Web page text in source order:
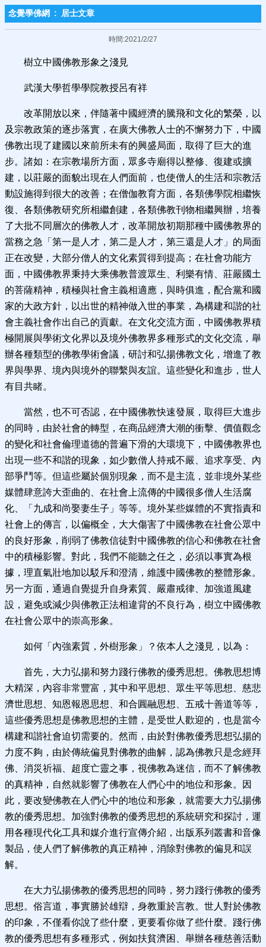
念覺學佛網 : 居士文章
時間:2021/2/27
樹立中國佛教形象之淺見
武漢大學哲學學院教授呂有祥
改革開放以來，伴隨著中國經濟的騰飛和文化的繁榮，以
及宗教政策的逐步落實，在廣大佛教人士的不懈努力下，中國
佛教出現了建國以來前所未有的興盛局面，取得了巨大的進
步。諸如：在宗教場所方面，眾多寺廟得以整修、復建或擴
建，以莊嚴的面貌出現在人們面前，也使僧人的生活和宗教活
動設施得到很大的改善；在僧伽教育方面，各類佛學院相繼恢
復、各類佛教研究所相繼創建，各類佛教刊物相繼興辦，培養
了大批不同層次的佛教人才，改革開放初期那種中國佛教界的
當務之急「第一是人才，第二是人才，第三還是人才」的局面
正在改變，大部分僧人的文化素質得到提高；在社會功能方
面，中國佛教界秉持大乘佛教普渡眾生、利樂有情、莊嚴國土
的菩薩精神，積極與社會主義相適應，與時俱進，配合黨和國
家的大政方針，以出世的精神做入世的事業，為構建和諧的社
會主義社會作出自己的貢獻。在文化交流方面，中國佛教界積
極開展與學術文化界以及境外佛教界多種形式的文化交流，舉
辦各種類型的佛教學術會議，研討和弘揚佛教文化，增進了教
界與學界、境內與境外的聯繫與友誼。這些變化和進步，世人
有目共睹。
當然，也不可否認，在中國佛教快速發展，取得巨大進步
的同時，由於社會的轉型，在商品經濟大潮的衝擊、價值觀念
的變化和社會倫理道德的普遍下滑的大環境下，中國佛教界也
出現一些不和諧的現象，如少數僧人持戒不嚴、追求享受、內
部爭鬥等。但這些屬於個別現象，而不是主流，並非境外某些
媒體肆意誇大歪曲的、在社會上流傳的中國很多僧人生活腐
化、「九成和尚娶妻生子」等等。境外某些媒體的不實指責和
社會上的傳言，以偏概全，大大傷害了中國佛教在社會公眾中
的良好形象，削弱了佛教信徒對中國佛教的信心和佛教在社會
中的積極影響。對此，我們不能聽之任之，必須以事實為根
據，理直氣壯地加以駁斥和澄清，維護中國佛教的整體形象。
另一方面，通過自覺提升自身素質、嚴肅戒律、加強道風建
設，避免或減少與佛教正法相違背的不良行為，樹立中國佛教
在社會公眾中的崇高形象。
如何「內強素質，外樹形象」？依本人之淺見，以為：
首先，大力弘揚和努力踐行佛教的優秀思想。佛教思想博
大精深，內容非常豐富，其中和平思想、眾生平等思想、慈悲
濟世思想、知恩報恩思想、和合圓融思想、五戒十善道等等，
這些優秀思想是佛教思想的主體，是受世人歡迎的，也是當今
構建和諧社會迫切需要的。然而，由於對佛教優秀思想弘揚的
力度不夠，由於傳統偏見對佛教的曲解，認為佛教只是念經拜
佛、消災祈福、超度亡靈之事，視佛教為迷信，而不了解佛教
的真精神，自然就影響了佛教在人們心中的地位和形象。因
此，要改變佛教在人們心中的地位和形象，就需要大力弘揚佛
教的優秀思想。加強對佛教的優秀思想的系統研究和探討，運
用各種現代化工具和媒介進行宣傳介紹，出版系列叢書和音像
製品，使人們了解佛教的真正精神，消除對佛教的偏見和誤
解。
在大力弘揚佛教的優秀思想的同時，努力踐行佛教的優秀
思想。俗言道，事實勝於雄辯，身教重於言教。世人對於佛教
的印象，不僅看你說了些什麼，更要看你做了些什麼。踐行佛
教的優秀思想有多種形式，例如扶貧濟困、舉辦各種慈善活動